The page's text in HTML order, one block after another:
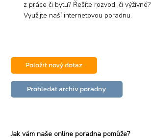
z práce či bytu? Řešíte rozvod, či výživné?
Využijte naší internetovou poradnu.
Položit nový dotaz
Prohledat archiv poradny
Jak vám naše online poradna pomůže?